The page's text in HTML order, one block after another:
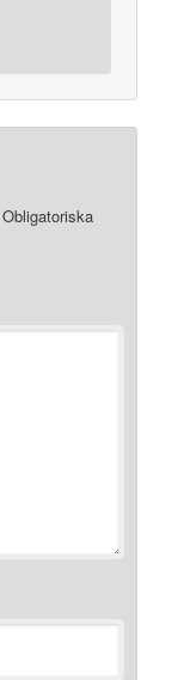
Obligatoriska